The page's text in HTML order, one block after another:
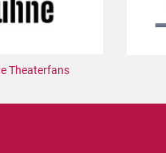
Theaterfans